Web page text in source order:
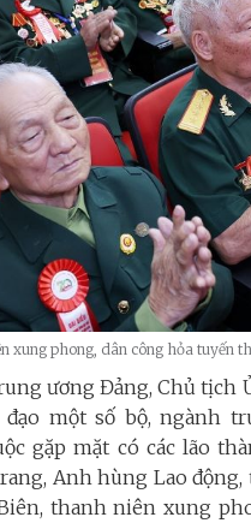
xung phong, dân công hỏa tuyến
ương Đảng, Chủ tịch
đạo một số bộ, ngành
gặp mặt có các lão
Anh hùng Lao
thanh niên xung